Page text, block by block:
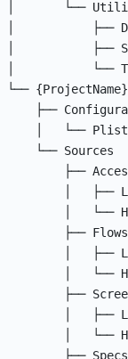
│       └──
│           ├──
│           ├──
│           └──
└──
├──
│   └──
    └── Sources
├──
│   ├──
│   └──
        ├── Flows
│   ├──
│   └──
├──
│   ├──
│   └──
        ├── Specs